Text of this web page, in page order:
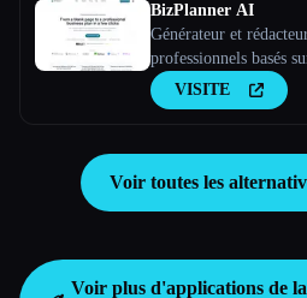
BizPlanner AI
Générateur et
professionnels basés
VISITE
Voir toutes les
Voir plus d'applications de